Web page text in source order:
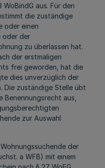
WoBindG aus. Für den
die zuständige
oder einen
oder der
zu überlassen hat.
der erstmaligen
frei geworden, hat die
dies unverzüglich der
Die zuständige Stelle übt
Benennungsrecht aus,
zur Auswahl
der
a WFB) mit einem